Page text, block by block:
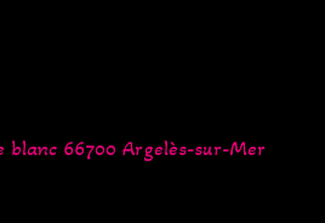
blanc 66700 Argelès-sur-Mer